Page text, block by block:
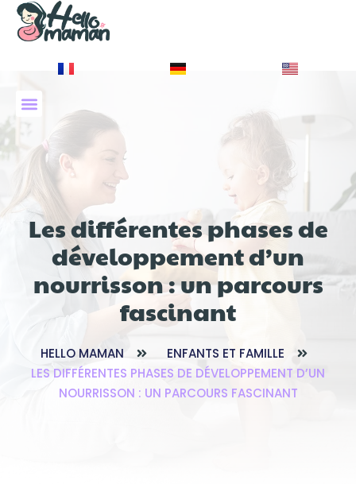
Les différentes phases de
développement d’un
nourrisson : un parcours
fascinant
HELLO MAMAN
ENFANTS ET FAMILLE
LES DIFFÉRENTES PHASES DE DÉVELOPPEMENT D’UN
NOURRISSON : UN PARCOURS FASCINANT